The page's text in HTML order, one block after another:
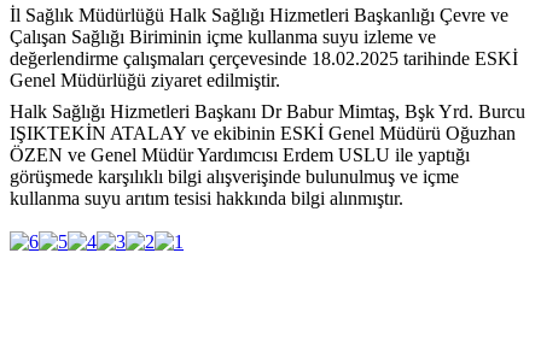
İl Sağlık Müdürlüğü Halk Sağlığı Hizmetleri Başkanlığı Çevre ve
Çalışan Sağlığı Biriminin içme kullanma suyu izleme ve
değerlendirme çalışmaları çerçevesinde 18.02.2025 tarihinde ESKİ
Genel Müdürlüğü ziyaret edilmiştir.
Halk Sağlığı Hizmetleri Başkanı Dr Babur Mimtaş, Bşk Yrd. Burcu
IŞIKTEKİN ATALAY ve ekibinin ESKİ Genel Müdürü Oğuzhan
ÖZEN ve Genel Müdür Yardımcısı Erdem USLU ile yaptığı
görüşmede karşılıklı bilgi alışverişinde bulunulmuş ve içme
kullanma suyu arıtım tesisi hakkında bilgi alınmıştır.